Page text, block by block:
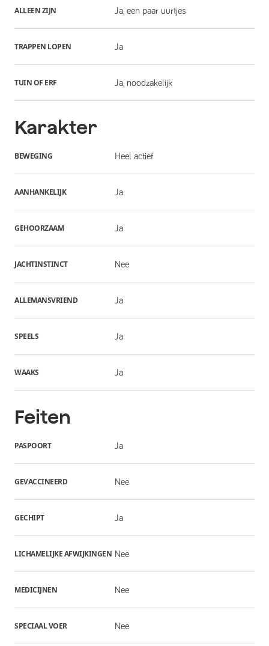
ALLEEN ZIJN Ja, een paar uurtjes
TRAPPEN LOPEN Ja
TUIN OF ERF Ja, noodzakelijk
Karakter
BEWEGING Heel actief
AANHANKELIJK Ja
GEHOORZAAM Ja
JACHTINSTINCT Nee
ALLEMANSVRIEND Ja
SPEELS Ja
WAAKS Ja
Feiten
PASPOORT Ja
GEVACCINEERD Nee
GECHIPT Ja
LICHAMELIJKE AFWIJKINGEN Nee
MEDICIJNEN Nee
SPECIAAL VOER Nee